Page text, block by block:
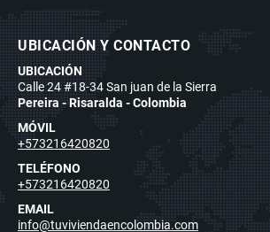
UBICACIÓN Y CONTACTO
UBICACIÓN
Calle 24 #18-34 San juan de la Sierra
Pereira - Risaralda - Colombia
MÓVIL
+573216420820
TELÉFONO
+573216420820
EMAIL
info@tuviviendaencolombia.com